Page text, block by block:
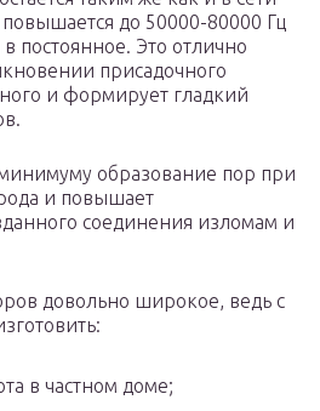
до 50000-80000 Гц
постоянное. Это отлично
присадочного
и формирует гладкий
образование пор при
и повышает
соединения изломам и
довольно широкое, ведь с
в частном доме;